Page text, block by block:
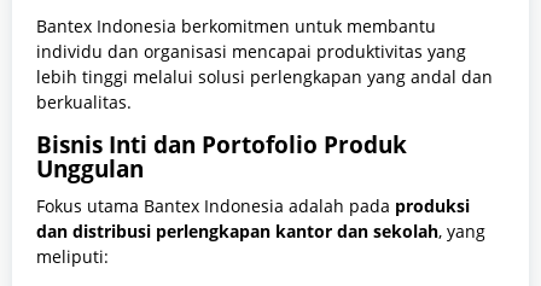
Bantex Indonesia berkomitmen untuk membantu
individu dan organisasi mencapai produktivitas yang
lebih tinggi melalui solusi perlengkapan yang andal dan
berkualitas.
Bisnis Inti dan Portofolio Produk
Unggulan
Fokus utama Bantex Indonesia adalah pada produksi
dan distribusi perlengkapan kantor dan sekolah, yang
meliputi: